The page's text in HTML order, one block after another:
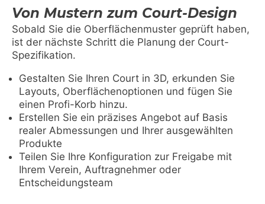
Von Mustern zum Court-Design
Sobald Sie die Oberflächenmuster geprüft haben,
ist der nächste Schritt die Planung der Court-
Spezifikation.
Gestalten Sie Ihren Court in 3D, erkunden Sie
Layouts, Oberflächenoptionen und fügen Sie
einen Profi-Korb hinzu.
Erstellen Sie ein präzises Angebot auf Basis
realer Abmessungen und Ihrer ausgewählten
Produkte
Teilen Sie Ihre Konfiguration zur Freigabe mit
Ihrem Verein, Auftragnehmer oder
Entscheidungsteam